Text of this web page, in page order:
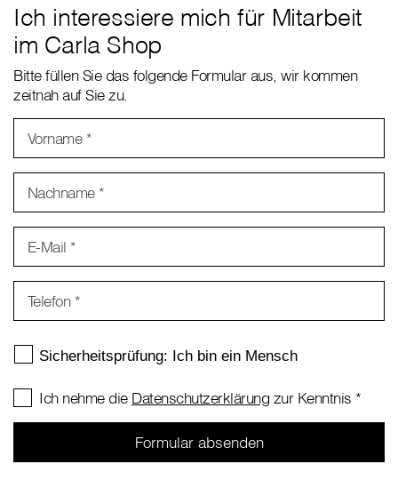
Ich interessiere mich für Mitarbeit
im Carla Shop
Bitte füllen Sie das folgende Formular aus, wir kommen
zeitnah auf Sie zu.
Vorname *
Nachname *
E-Mail *
Telefon *
Ich nehme die Datenschutzerklärung zur Kenntnis *